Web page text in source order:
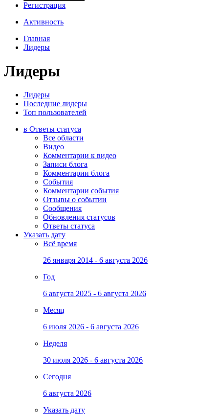
Регистрация
Активность
Главная
Лидеры
Лидеры
Лидеры
Последние лидеры
Топ пользователей
в Ответы статуса
Все области
Видео
Комментарии к видео
Записи блога
Комментарии блога
События
Комментарии события
Отзывы о событии
Сообщения
Обновления статусов
Ответы статуса
Указать дату
Всё время
26 января 2014 - 6 августа 2026
Год
6 августа 2025 - 6 августа 2026
Месяц
6 июля 2026 - 6 августа 2026
Неделя
30 июля 2026 - 6 августа 2026
Сегодня
6 августа 2026
Указать дату